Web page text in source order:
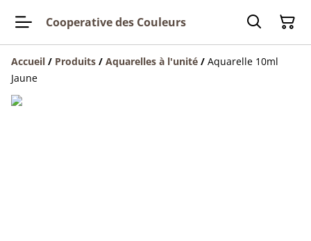
Cooperative des Couleurs
Accueil / Produits / Aquarelles à l'unité / Aquarelle 10ml
Jaune